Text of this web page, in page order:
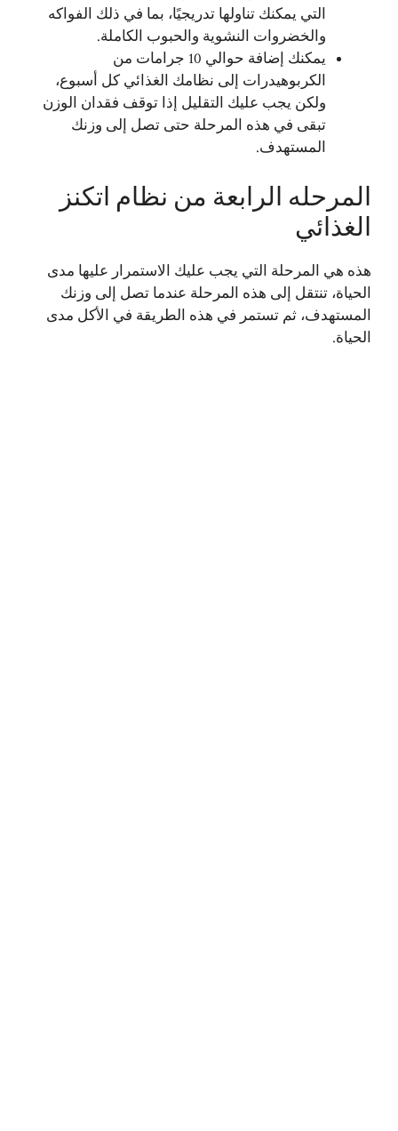
التي يمكنك تناولها تدريجيًا، بما في ذلك الفواكه
والخضروات النشوية والحبوب الكاملة.
يمكنك إضافة حوالي 10 جرامات من
الكربوهيدرات إلى نظامك الغذائي كل أسبوع،
ولكن يجب عليك التقليل إذا توقف فقدان الوزن
تبقى في هذه المرحلة حتى تصل إلى وزنك
المستهدف.
المرحله الرابعة من نظام اتكنز
الغذائي
هذه هي المرحلة التي يجب عليك الاستمرار عليها مدى
الحياة، تنتقل إلى هذه المرحلة عندما تصل إلى وزنك
المستهدف، ثم تستمر في هذه الطريقة في الأكل مدى
الحياة.